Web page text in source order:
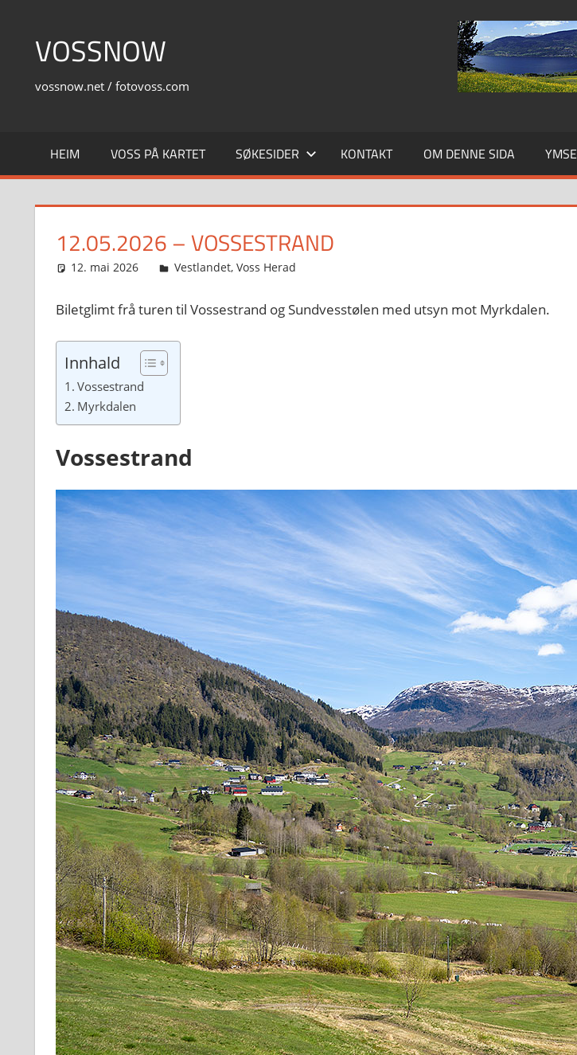
contentVOSSNOW
vossnow.net / fotovoss.com
HEIM VOSS PÅ KARTET SØKESIDER KONTAKT OM DENNE SIDA YMSE
12.05.2026 – VOSSESTRAND
12. mai 2026 Svein
Vestlandet, Voss Herad
Biletglimt frå turen til Vossestrand og Sundvesstølen med utsyn mot Myrkdalen.
Innhald
Vossestrand
Myrkdalen
Vossestrand